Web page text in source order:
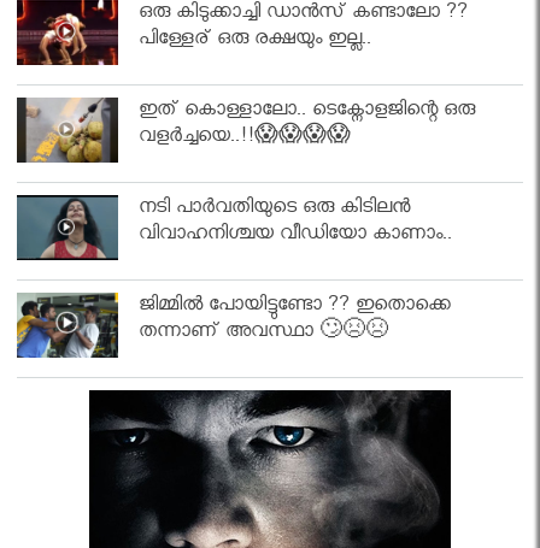
ഒരു കിടുക്കാച്ചി ഡാൻസ് കണ്ടാലോ ??
പിള്ളേര് ഒരു രക്ഷയും ഇല്ല..
ഇത് കൊള്ളാലോ.. ടെക്നോളജിന്റെ ഒരു
വളർച്ചയെ..!!😱😱😱😱
നടി പാർവതിയുടെ ഒരു കിടിലൻ
വിവാഹനിശ്ചയ വീഡിയോ കാണാം..
ജിമ്മിൽ പോയിട്ടുണ്ടോ ?? ഇതൊക്കെ
തന്നാണ് അവസ്ഥാ 🙄😣😣